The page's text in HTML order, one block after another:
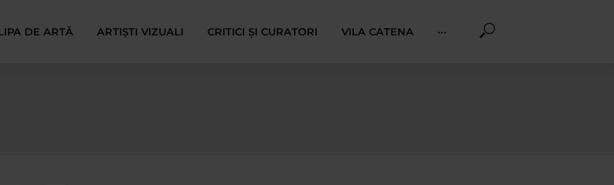
DE ARTĂ ARTIȘTI VIZUALI CRITICI ȘI CURATORI VILA CATENA ···